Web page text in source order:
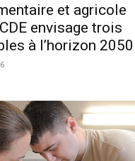
et agricole
envisage trois
à l’horizon 2050